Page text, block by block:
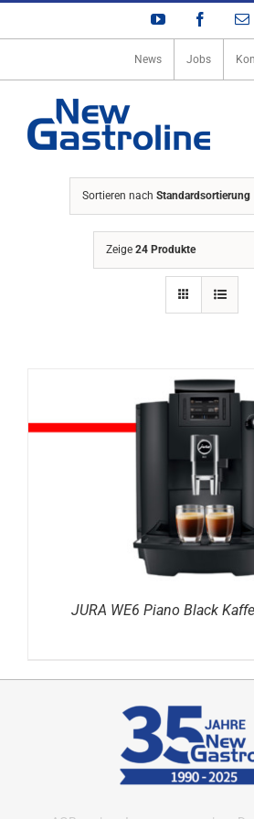
Zum
YouTube
E-
News Jobs
Sortieren nach Standardsortierung
Zeige 24 Produkte
DETAILS
JURA WE6 Piano Black